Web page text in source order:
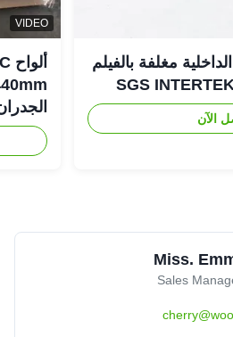
لوحة الحائط WPC الداخلية مغلفة بالفيلم
الآن
VIDEO
Miss.
Sales